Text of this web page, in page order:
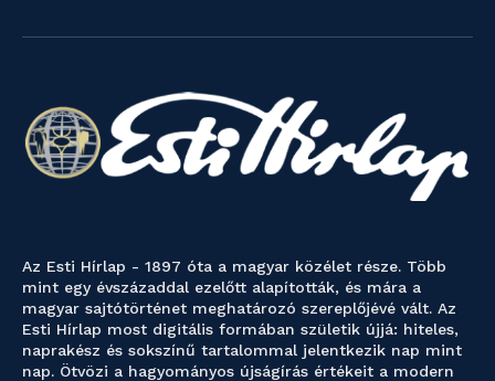
Az Esti Hírlap - 1897 óta a magyar közélet része. Több
mint egy évszázaddal ezelőtt alapították, és mára a
magyar sajtótörténet meghatározó szereplőjévé vált. Az
Esti Hírlap most digitális formában születik újjá: hiteles,
naprakész és sokszínű tartalommal jelentkezik nap mint
nap. Ötvözi a hagyományos újságírás értékeit a modern